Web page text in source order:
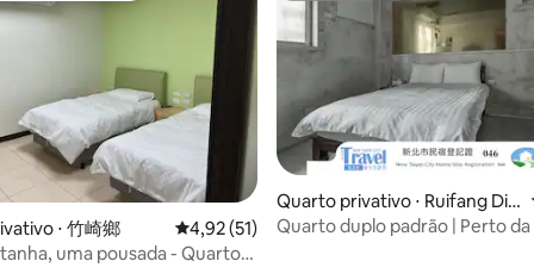
parada de ônibus na frente
elevador vai diretamente
subterrânea do metrô, e fica a
distância a pé da estação de
da Shin Kong Mitsukoshi
de frente, Huayin Street
distrito de negócios, e
Town distrito de
por comida de luxo,
bolsas de couro,
produtos especiais
cerâmica e utensílios de
(panelas), talheres (tigelas,
pauzinhos) que podem ser
cozidos, mas por favor, ajude a
após o uso para manter o
Piscina de borda infinita no
aberta (9:00 ~ 21:00
yuans (Como usar será
reserva ou com antecedência) *
de 5, 106 avaliações
⋅ 竹崎鄉 4,92 de uma avaliação média de 5, 51
4,92 (51)
uma pousada - Quarto
Quarto privativo ⋅ Ruifang Dis
trict
Quarto duplo padrão | Perto da